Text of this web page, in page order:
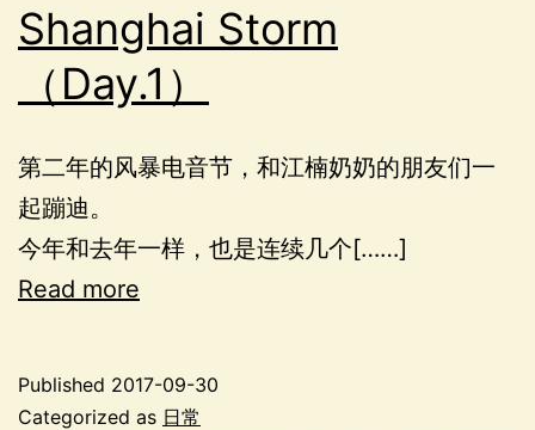
Shanghai Storm
（Day.1）
第二年的风暴电音节，和江楠奶奶的朋友们一
起蹦迪。
今年和去年一样，也是连续几个[……]
Read more
Published 2017-09-30
Categorized as 日常